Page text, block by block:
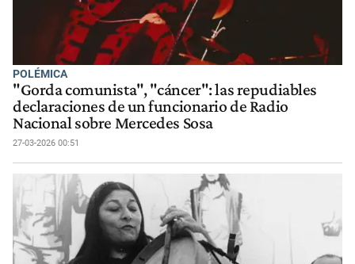
POLÉMICA
"Gorda comunista", "cáncer": las repudiables
declaraciones de un funcionario de Radio
Nacional sobre Mercedes Sosa
27-03-2026 00:51